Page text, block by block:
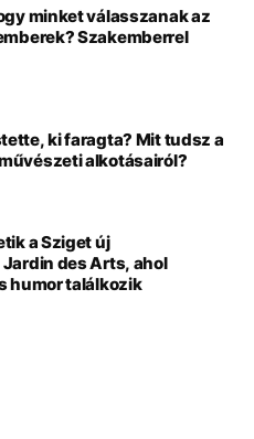
minket válasszanak az
Szakemberrel
ki faragta? Mit tudsz a
alkotásairól?
a Sziget új
des Arts, ahol
humor találkozik